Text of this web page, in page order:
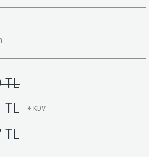
TL
TL + KDV
TL